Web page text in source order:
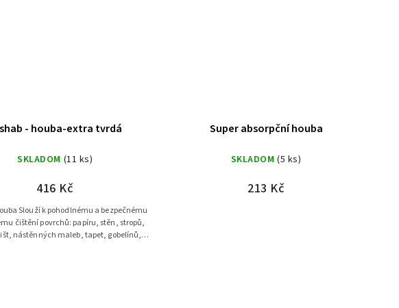
- houba-extra tvrdá
SKLADOM (11 ks)
416 Kč
a bezpečnému
čištění povrchů: papíru, stěn, stropů,
nástěnných maleb, tapet, gobelínů,
Super absorpční houba
SKLADOM (5 ks)
213 Kč